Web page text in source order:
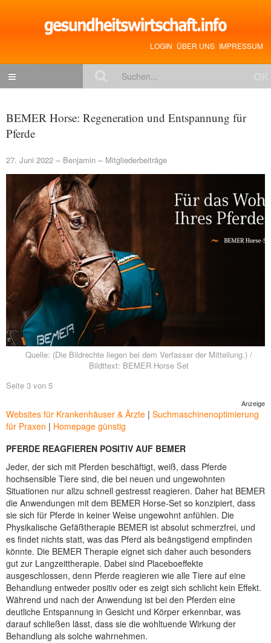
LOGIN ÜBER UNS IMPRESSUM
Gesundheitspolitik
Medizin & Pharma
Gesundheit
Jobs & Karriere
Mitglieder-Beiträge
NEUER BEITRAG
BEMER Horse: Regeneration und Entspannung für
Pferde
27. Juni 2022 Benjamin Mitgliederbeiträge
Quelle: (Die Bildrechte liegen bei dem Verfasser der Mitteilung.) /
Bildttext: BEMER Horse Set
Seite 3 von 5
Anzeige
Websites für Krankenhäuser & Ärzte | Suchmaschinenoptimierung
für Praxen | Homepage günstig
PFERDE REAGFIEREN POSITIV AUF BEMER
Jeder, der sich mit Pferden beschäftigt, weiß, dass Pferde
hochsensible Tiere sind, die bei neuen und ungewohnten
Situationen nur allzu schnell gestresst reagieren. Daher hat BEMER
die Anwendungen mit dem BEMER Horse-Set so konzipiert, dass
sie sich für Pferde in keiner Weise ungewohnt anfühlen. Die
Physikalische Gefäßtherapie BEMER ist absolut schmerzfrei, und
es findet nichts statt, was das Pferd als beängstigend empfinden
könnte. Die BEMER Therapie eignet sich daher auch besonders
gut zur Langzeittherapie. Dabei sind Placeboeffekte
ausgeschlossen, denn Pferde reagieren wie alle Tiere auf eine
Behandlung entweder positiv oder es zeigt sich schlicht kein Effekt.
Während und nach der Anwendung ist bei den Pferden eine
deutliche Entspannung in Gesicht und Körper erkennbar, was
darauf schließen lässt, dass sie die wohltuende Wirkung der
Behandlung als solche wahrnehmen.